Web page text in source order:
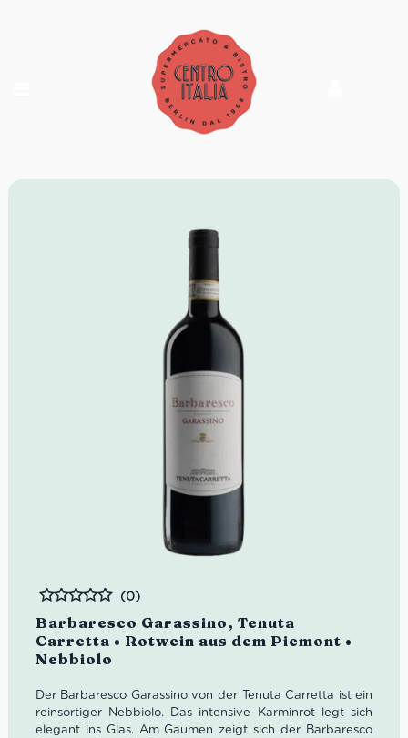
Barbaresco Garassino, Tenuta
Carretta • Rotwein aus dem Piemont •
Nebbiolo
Bewertet
(0)
Der Barbaresco Garassino von der Tenuta Carretta ist ein
reinsortiger Nebbiolo. Das intensive Karminrot legt sich
elegant ins Glas. Am Gaumen zeigt sich der Barbaresco